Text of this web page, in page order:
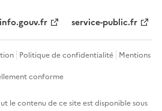
info.gouv.fr service-public.fr
Politique de confidentialité Mentions
conforme
le contenu de ce site est disponible sous